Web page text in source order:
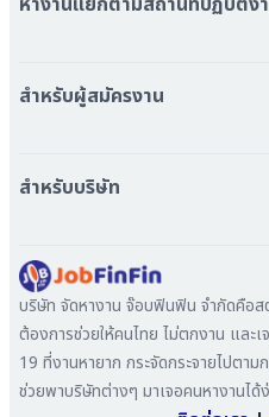
หางาน กรุงเทพมหานคร
หางาน เชียงใหม่
หางาน สมุทรสาคร
หางาน ระยอง
หางาน สมุทรสาหางาน ภูเก็ต
หางาน พระนครศรีอยุธยา
สำหรับผู้สมัครงาน
เข้าสู่ระบบ
สำหรับบริษัท
ลงประกาศรับสมัครงาน
ค้นหาผู้สมัครงาน
ลงโฆษณา
บริษัท จัดหางาน จ๊อบฟินฟิน จำกัดคือ
ต้องการช่วยให้คนไทย ไม่ตกงาน และ
19 ที่งานหายาก กระจัดกระจายไปตา
ช่วยพาบริษัทต่างๆ มาเจอคนหางานไ